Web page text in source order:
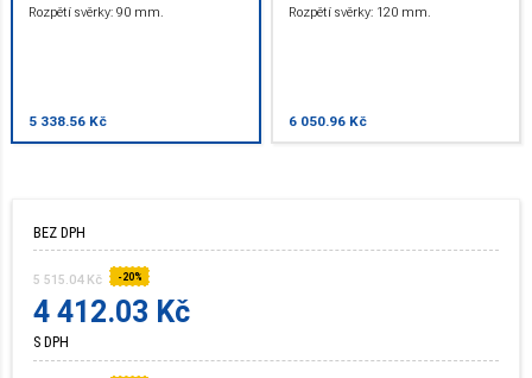
Rozpětí svěrky: 90 mm.
5 338.56 Kč
Rozpětí svěrky: 120 mm.
6 050.96 Kč
BEZ DPH
5 515.04 Kč -20%
4 412.03 Kč
S DPH